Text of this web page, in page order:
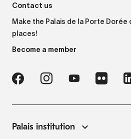
Contact us
Make the Palais de la Porte
places!
Become a member
Palais institution